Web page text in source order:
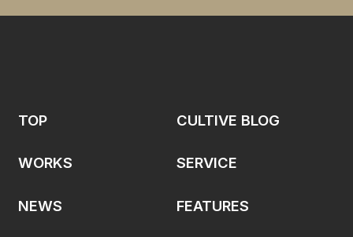
TOP CULTIVE BLOG
WORKS SERVICE
NEWS FEATURES